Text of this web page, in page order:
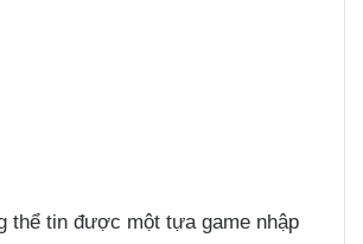
thể tin được một tựa game nhập